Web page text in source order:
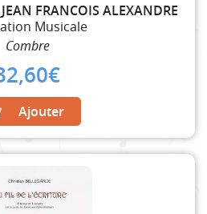
FRANCOIS ALEXANDRE
Musicale
Combre
€
Ajouter